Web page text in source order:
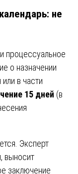
не
процессуальное
о назначении
в части
15 дней (в
Эксперт
выносит
заключение